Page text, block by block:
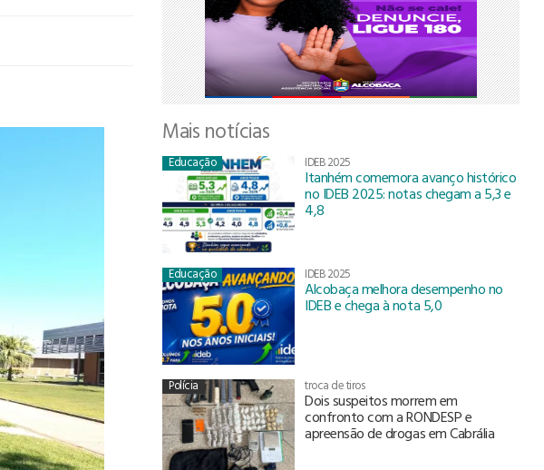
Mais notícias
Educação IDEB 2025
Itanhém comemora avanço histórico
no IDEB 2025: notas chegam a 5,3 e
4,8
Educação IDEB 2025
Alcobaça melhora desempenho no
IDEB e chega à nota 5,0
Polícia troca de tiros
Dois suspeitos morrem em
confronto com a RONDESP e
apreensão de drogas em Cabrália